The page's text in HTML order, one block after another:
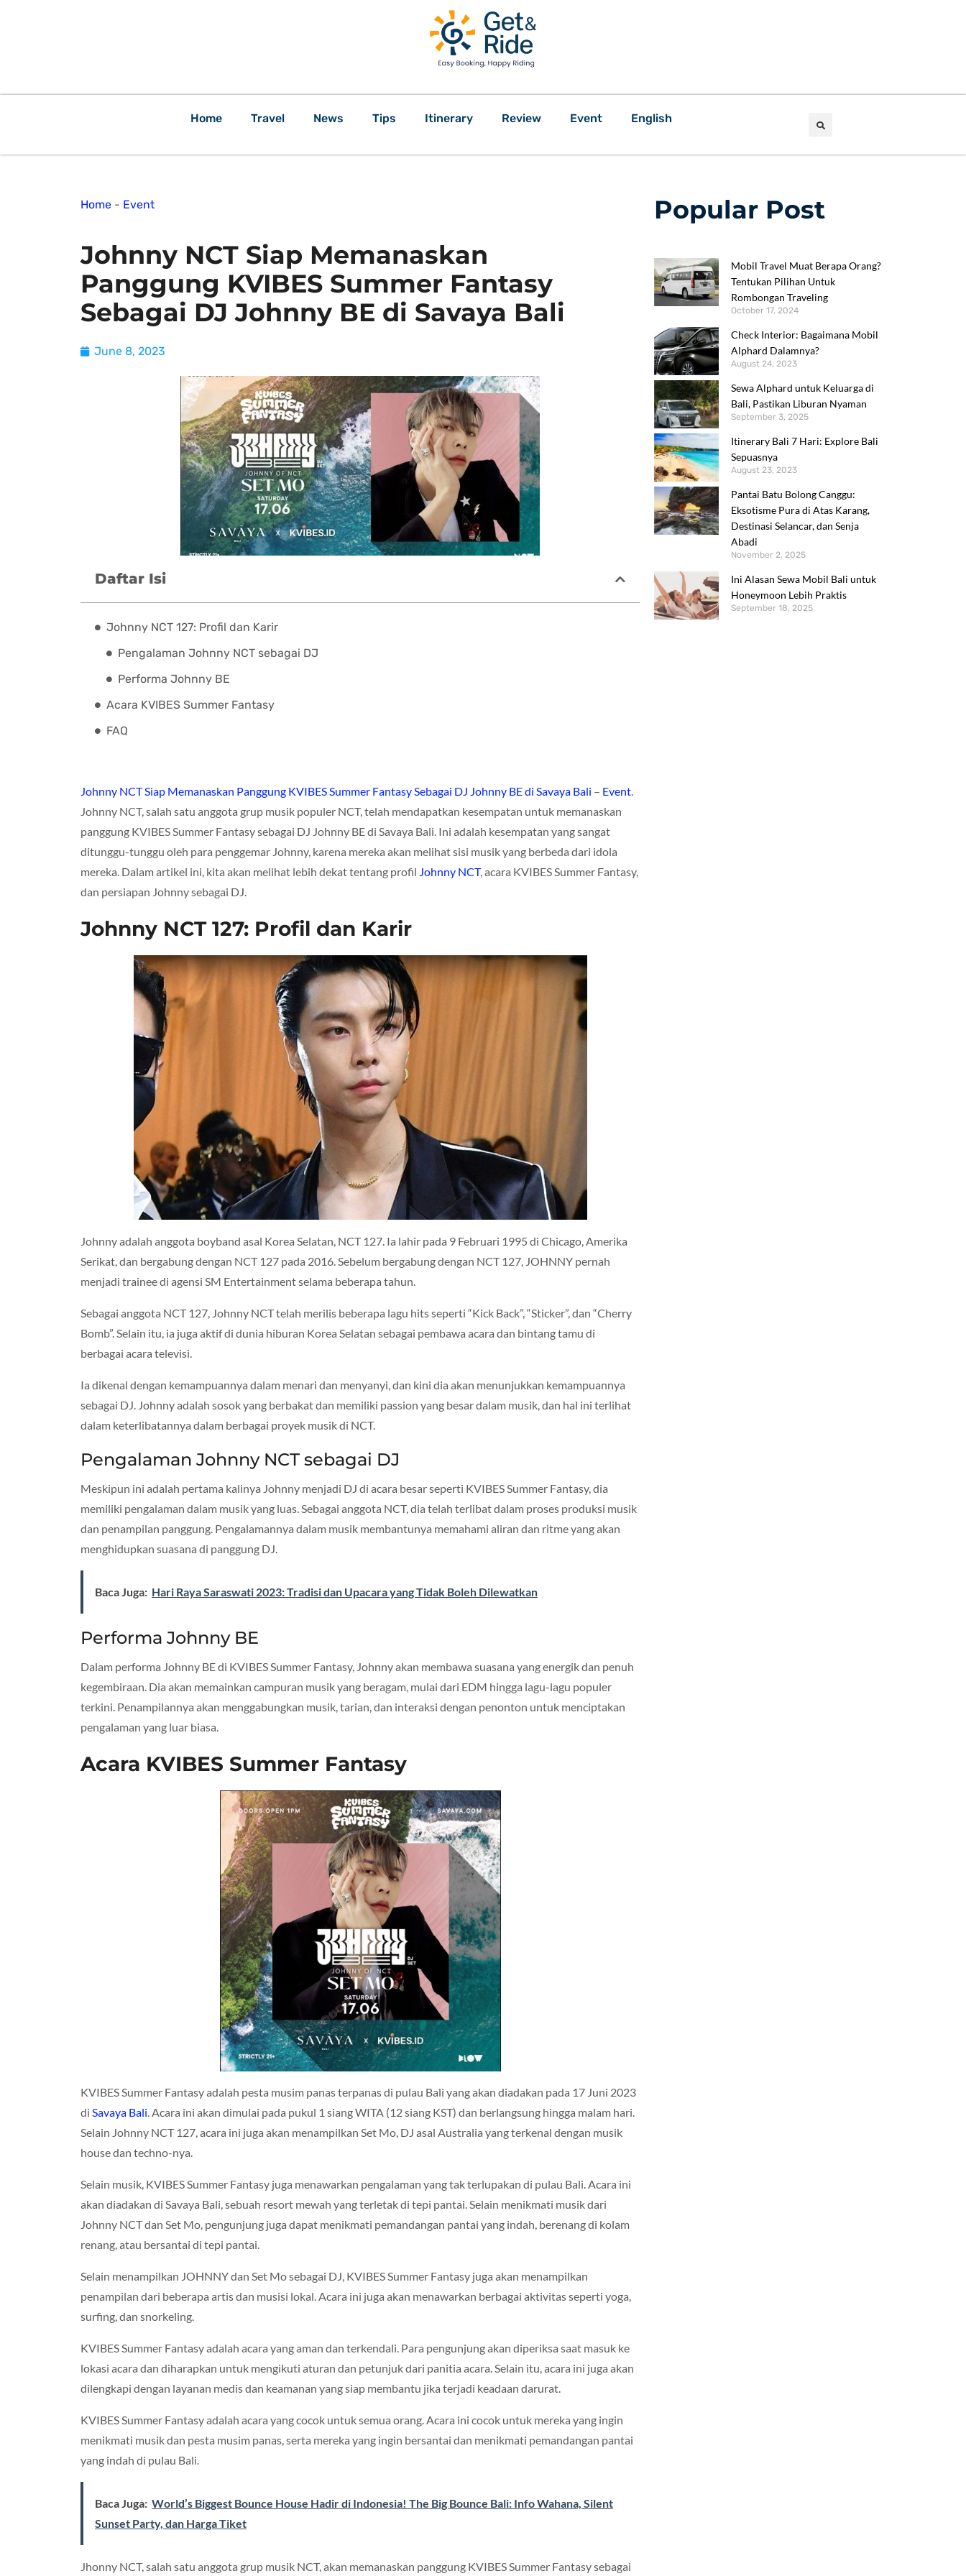
Home Travel News Tips Itinerary Review Event English
Home - Event
Johnny NCT Siap Memanaskan
Panggung KVIBES Summer Fantasy
Sebagai DJ Johnny BE di Savaya Bali
June 8, 2023
Daftar Isi
Johnny NCT 127: Profil dan Karir
Pengalaman Johnny NCT sebagai DJ
Performa Johnny BE
Acara KVIBES Summer Fantasy
FAQ
Johnny NCT Siap Memanaskan Panggung KVIBES Summer Fantasy Sebagai DJ Johnny BE di Savaya Bali – Event.
Johnny NCT, salah satu anggota grup musik populer NCT, telah mendapatkan kesempatan untuk memanaskan
panggung KVIBES Summer Fantasy sebagai DJ Johnny BE di Savaya Bali. Ini adalah kesempatan yang sangat
ditunggu-tunggu oleh para penggemar Johnny, karena mereka akan melihat sisi musik yang berbeda dari idola
mereka. Dalam artikel ini, kita akan melihat lebih dekat tentang profil Johnny NCT, acara KVIBES Summer Fantasy,
dan persiapan Johnny sebagai DJ.
Johnny NCT 127: Profil dan Karir
Johnny adalah anggota boyband asal Korea Selatan, NCT 127. Ia lahir pada 9 Februari 1995 di Chicago, Amerika
Serikat, dan bergabung dengan NCT 127 pada 2016. Sebelum bergabung dengan NCT 127, JOHNNY pernah
menjadi trainee di agensi SM Entertainment selama beberapa tahun.
Sebagai anggota NCT 127, Johnny NCT telah merilis beberapa lagu hits seperti “Kick Back”, “Sticker”, dan “Cherry
Bomb”. Selain itu, ia juga aktif di dunia hiburan Korea Selatan sebagai pembawa acara dan bintang tamu di
berbagai acara televisi.
Ia dikenal dengan kemampuannya dalam menari dan menyanyi, dan kini dia akan menunjukkan kemampuannya
sebagai DJ. Johnny adalah sosok yang berbakat dan memiliki passion yang besar dalam musik, dan hal ini terlihat
dalam keterlibatannya dalam berbagai proyek musik di NCT.
Pengalaman Johnny NCT sebagai DJ
Meskipun ini adalah pertama kalinya Johnny menjadi DJ di acara besar seperti KVIBES Summer Fantasy, dia
memiliki pengalaman dalam musik yang luas. Sebagai anggota NCT, dia telah terlibat dalam proses produksi musik
dan penampilan panggung. Pengalamannya dalam musik membantunya memahami aliran dan ritme yang akan
menghidupkan suasana di panggung DJ.
Baca Juga: Hari Raya Saraswati 2023: Tradisi dan Upacara yang Tidak Boleh Dilewatkan
Performa Johnny BE
Dalam performa Johnny BE di KVIBES Summer Fantasy, Johnny akan membawa suasana yang energik dan penuh
kegembiraan. Dia akan memainkan campuran musik yang beragam, mulai dari EDM hingga lagu-lagu populer
terkini. Penampilannya akan menggabungkan musik, tarian, dan interaksi dengan penonton untuk menciptakan
pengalaman yang luar biasa.
Acara KVIBES Summer Fantasy
KVIBES Summer Fantasy adalah pesta musim panas terpanas di pulau Bali yang akan diadakan pada 17 Juni 2023
di Savaya Bali. Acara ini akan dimulai pada pukul 1 siang WITA (12 siang KST) dan berlangsung hingga malam hari.
Selain Johnny NCT 127, acara ini juga akan menampilkan Set Mo, DJ asal Australia yang terkenal dengan musik
house dan techno-nya.
Selain musik, KVIBES Summer Fantasy juga menawarkan pengalaman yang tak terlupakan di pulau Bali. Acara ini
akan diadakan di Savaya Bali, sebuah resort mewah yang terletak di tepi pantai. Selain menikmati musik dari
Johnny NCT dan Set Mo, pengunjung juga dapat menikmati pemandangan pantai yang indah, berenang di kolam
renang, atau bersantai di tepi pantai.
Selain menampilkan JOHNNY dan Set Mo sebagai DJ, KVIBES Summer Fantasy juga akan menampilkan
penampilan dari beberapa artis dan musisi lokal. Acara ini juga akan menawarkan berbagai aktivitas seperti yoga,
surfing, dan snorkeling.
KVIBES Summer Fantasy adalah acara yang aman dan terkendali. Para pengunjung akan diperiksa saat masuk ke
lokasi acara dan diharapkan untuk mengikuti aturan dan petunjuk dari panitia acara. Selain itu, acara ini juga akan
dilengkapi dengan layanan medis dan keamanan yang siap membantu jika terjadi keadaan darurat.
KVIBES Summer Fantasy adalah acara yang cocok untuk semua orang. Acara ini cocok untuk mereka yang ingin
menikmati musik dan pesta musim panas, serta mereka yang ingin bersantai dan menikmati pemandangan pantai
yang indah di pulau Bali.
Baca Juga: World’s Biggest Bounce House Hadir di Indonesia! The Big Bounce Bali: Info Wahana, Silent
Sunset Party, dan Harga Tiket
Jhonny NCT, salah satu anggota grup musik NCT, akan memanaskan panggung KVIBES Summer Fantasy sebagai
Popular Post
Mobil Travel Muat Berapa Orang?
Tentukan Pilihan Untuk
Rombongan Traveling
October 17, 2024
Check Interior: Bagaimana Mobil
Alphard Dalamnya?
August 24, 2023
Sewa Alphard untuk Keluarga di
Bali, Pastikan Liburan Nyaman
September 3, 2025
Itinerary Bali 7 Hari: Explore Bali
Sepuasnya
August 23, 2023
Pantai Batu Bolong Canggu:
Eksotisme Pura di Atas Karang,
Destinasi Selancar, dan Senja
Abadi
November 2, 2025
Ini Alasan Sewa Mobil Bali untuk
Honeymoon Lebih Praktis
September 18, 2025